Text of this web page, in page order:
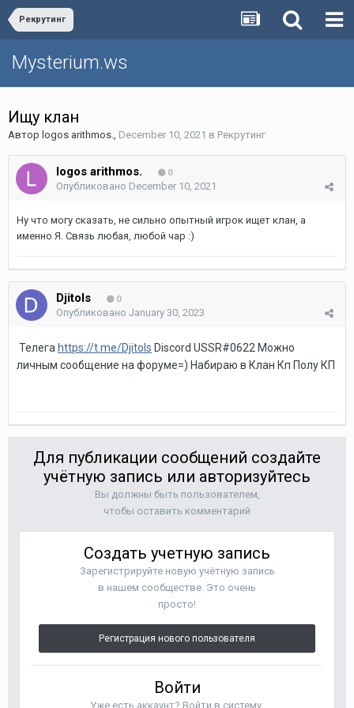
Рекрутинг
Mysterium.ws
Ищу клан
Автор logos arithmos., December 10, 2021 в Рекрутинг
logos arithmos. 0
Опубликовано December 10, 2021
Ну что могу сказать, не сильно опытный игрок ищет клан, а
именно Я. Связь любая, любой чар :)
Djitols 0
Опубликовано January 30, 2023
Телега https://t.me/Djitols Discord USSR#0622 Можно
личным сообщение на форуме=) Набираю в Клан Кп Полу КП
Для публикации сообщений создайте
учётную запись или авторизуйтесь
Вы должны быть пользователем,
чтобы оставить комментарий
Создать учетную запись
Зарегистрируйте новую учётную запись
в нашем сообществе. Это очень
просто!
Регистрация нового пользователя
Войти
Уже есть аккаунт? Войти в систему.